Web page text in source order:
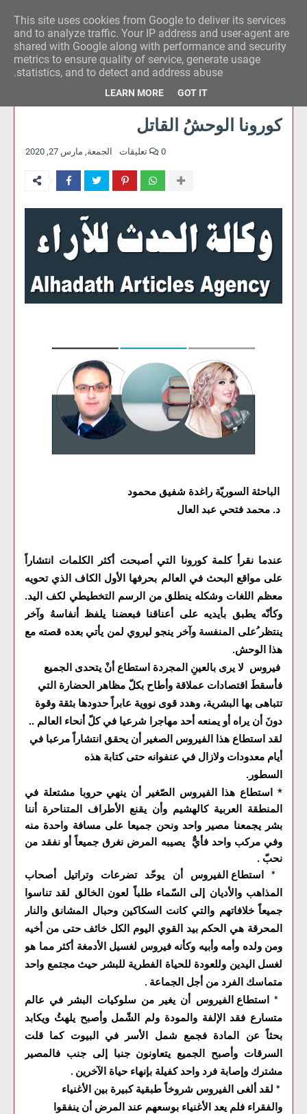
وكالة الحدث للآراء
كورونا الوحشُ القاتل
الجمعة, مارس 27, 2020 0 تعليقات
الباحثة السوريّة راغدة شفيق محمود
د. محمد فتحي عبد العال
عندما نقرأ كلمة كورونا التي أصبحت أكثر الكلمات انتشاراً
على مواقع البحث في العالم بحرفها الأول الكاف الذي تحويه
معظم اللغات وشكله ينطلق من الرسم التخطيطي لكف اليد.
وكأنّه يطبق بأيديه على أعناقنا فبعضنا يلفظ أنفاسهُ وآخر
ينتظر ُعلى المنفسة وآخر ينجو ليروي لمن يأتي بعده قصته مع
هذا الوحش.
فيروس لا يرى بالعينِ المجردة استطاع أنْ يتحدى الجميع
فأسقطَ اقتصادات عملاقة وأطاح بكلّ مظاهر الحضارة التي
تتباهى بها البشرية، وهدد قوى نووية عابراً حدودها بثقة وقوة
دونَ أن يراه أو يمنعه أحد مهاجرا شرعيا في كلّ أنحاء العالم ..
لقد استطاع هذا الفيروس الصغير أن يحقق انتشاراً مرعبا في
أيام معدودات ولازال في عنفوانه حتى كتابة هذه
السطور.
* استطاع هذا الفيروس الصّغير أن ينهي حروبا مشتعلة في
المنطقة العربية كالهشيم وأن يقنع الأطراف المتناحرة أننا
بشر يجمعنا مصير واحد ونحن جميعا على مسافة واحدة منه
وفي مركب واحد فأيٌّ يصيبه المرض نغرق جميعاً أو نفقد من
نحبّ .
* استطاع الفيروس أن يوحّد تضرعات وتراتيل أصحاب
المذاهب والأديان إلى السّماء طلباً لعون الخالق لقد تناسوا
جميعاً خلافاتهم والتي كانت السكاكين وحبال المشانق والنار
المحرقة هي الحكم بيد القوي اليوم الكل خائف حتى من أخيه
ومن ولده وأمه وأبيه وكأنه فيروس لغسيل الأدمغة أكثر مما هو
لغسل اليدين وللعودة للحياة الفطرية للبشر حيث مجتمع واحد
متماسك الفرد من أجل الجماعة .
* استطاع الفيروس أن يغير من سلوكيات البشر في عالم
متسارع فقد الإلفة والمودة ولم الشّمل وأصبح يلهثُ ويكابد
بحثاً عن المادة فجمع شمل الأسر في البيوت كما قلت
السرقات وأصبح الجميع يتعاونون جنبا إلى جنب فالمصير
مشترك وإصابة فرد واحد كفيلة بإنهاء حياة الآخرين .
* لقد ألغى الفيروس شروخاً طبقية كبيرة بين الأغنياء
والفقراء فلم يعد الأغنياء بوسعهم عند المرض أن ينفقوا
This site uses cookies from Google to deliver its services
and to analyze traffic. Your IP address and user-agent are
shared with Google along with performance and security
metrics to ensure quality of service, generate usage
statistics, and to detect and address abuse.
LEARN MORE GOT IT